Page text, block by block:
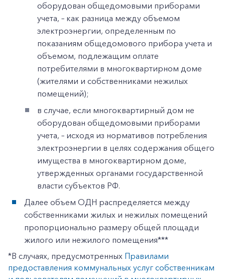
+7-800-700-24-57
Частным клиентам
Корпоративным клиентам
оборудован общедомовыми приборами
учета, – как разница между объемом
электроэнергии, определенным по
показаниям общедомового прибора учета и
объемом, подлежащим оплате
потребителями в многоквартирном доме
(жителями и собственниками нежилых
помещений);
в случае, если многоквартирный дом не
оборудован общедомовыми приборами
учета, – исходя из нормативов потребления
электроэнергии в целях содержания общего
имущества в многоквартирном доме,
утвержденных органами государственной
власти субъектов РФ.
Далее объем ОДН распределяется между
собственниками жилых и нежилых помещений
пропорционально размеру общей площади
жилого или нежилого помещения***
*В случаях, предусмотренных Правилами
предоставления коммунальных услуг собственникам